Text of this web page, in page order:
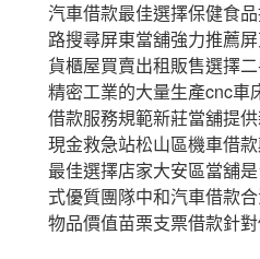
汽車借款最佳選擇保健食
路搜尋屏東當舖強力推薦
貨櫃屋買賣出租販售選擇
精密工業的大量生產cnc車
借款服務規範新莊當舖提
現金救急站松山區機車借
最佳選擇店家大安區當舖
式優質團隊中和汽車借款
物品價值苗栗支票借款針